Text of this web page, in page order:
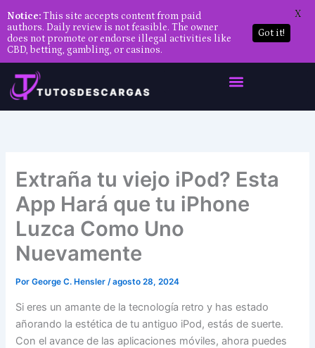
contenido
Extraña tu viejo iPod? Esta
App Hará que tu iPhone
Luzca Como Uno
Nuevamente
PorGeorge C. Hensler/agosto 28, 2024
Si eres un amante de la tecnología retro y has estado
añorando la estética de tu antiguo iPod, estás de suerte.
Con el avance de las aplicaciones móviles, ahora puedes
Notice:This site accepts content from paid
authors. Daily review is not feasible. The owner
does not promote or endorse illegal activities like
CBD, betting, gambling, or casinos.
Got it!
X